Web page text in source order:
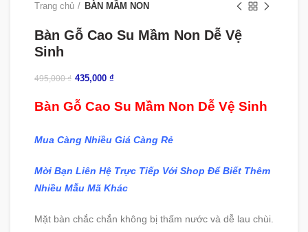
Trang chủ BÀN MẦM NON
Bàn Gỗ Cao Su Mầm Non Dễ Vệ
Sinh
495,000₫ 435,000 ₫
Bàn Gỗ Cao Su Mầm Non Dễ Vệ Sinh
Mua Càng Nhiều Giá Càng Rẻ
Mời Bạn Liên Hệ Trực Tiếp Với Shop Để Biết Thêm
Nhiều Mẫu Mã Khác
Mặt bàn chắc chắn không bị thấm nước và dễ lau chùi.